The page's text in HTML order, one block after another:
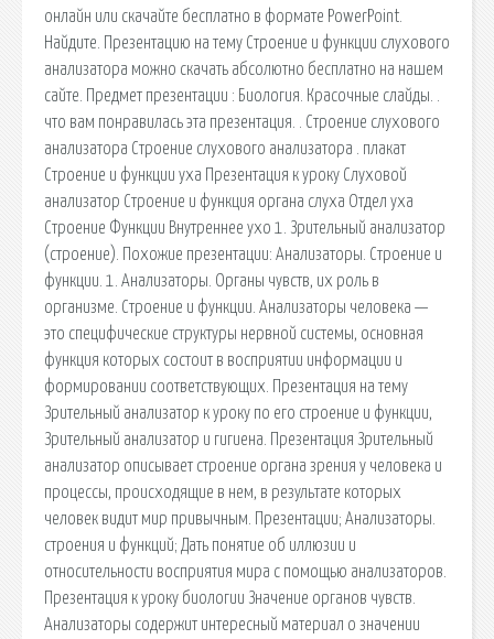
онлайн или скачайте бесплатно в формате PowerPoint.
Найдите. Презентацию на тему Строение и функции слухового
анализатора можно скачать абсолютно бесплатно на нашем
сайте. Предмет презентации : Биология. Красочные слайды. .
что вам понравилась эта презентация. . Строение слухового
анализатора Строение слухового анализатора . плакат
Строение и функции уха Презентация к уроку Слуховой
анализатор Строение и функция органа слуха Отдел уха
Строение Функции Внутреннее ухо 1. Зрительный анализатор
(строение). Похожие презентации: Анализаторы. Строение и
функции. 1. Анализаторы. Органы чувств, их роль в
организме. Строение и функции. Анализаторы человека —
это специфические структуры нервной системы, основная
функция которых состоит в восприятии информации и
формировании соответствующих. Презентация на тему
Зрительный анализатор к уроку по его строение и функции,
Зрительный анализатор и гигиена. Презентация Зрительный
анализатор описывает строение органа зрения у человека и
процессы, происходящие в нем, в результате которых
человек видит мир привычным. Презентации; Анализаторы.
строения и функций; Дать понятие об иллюзии и
относительности восприятия мира с помощью анализаторов.
Презентация к уроку биологии Значение органов чувств.
Анализаторы содержит интересный материал о значении